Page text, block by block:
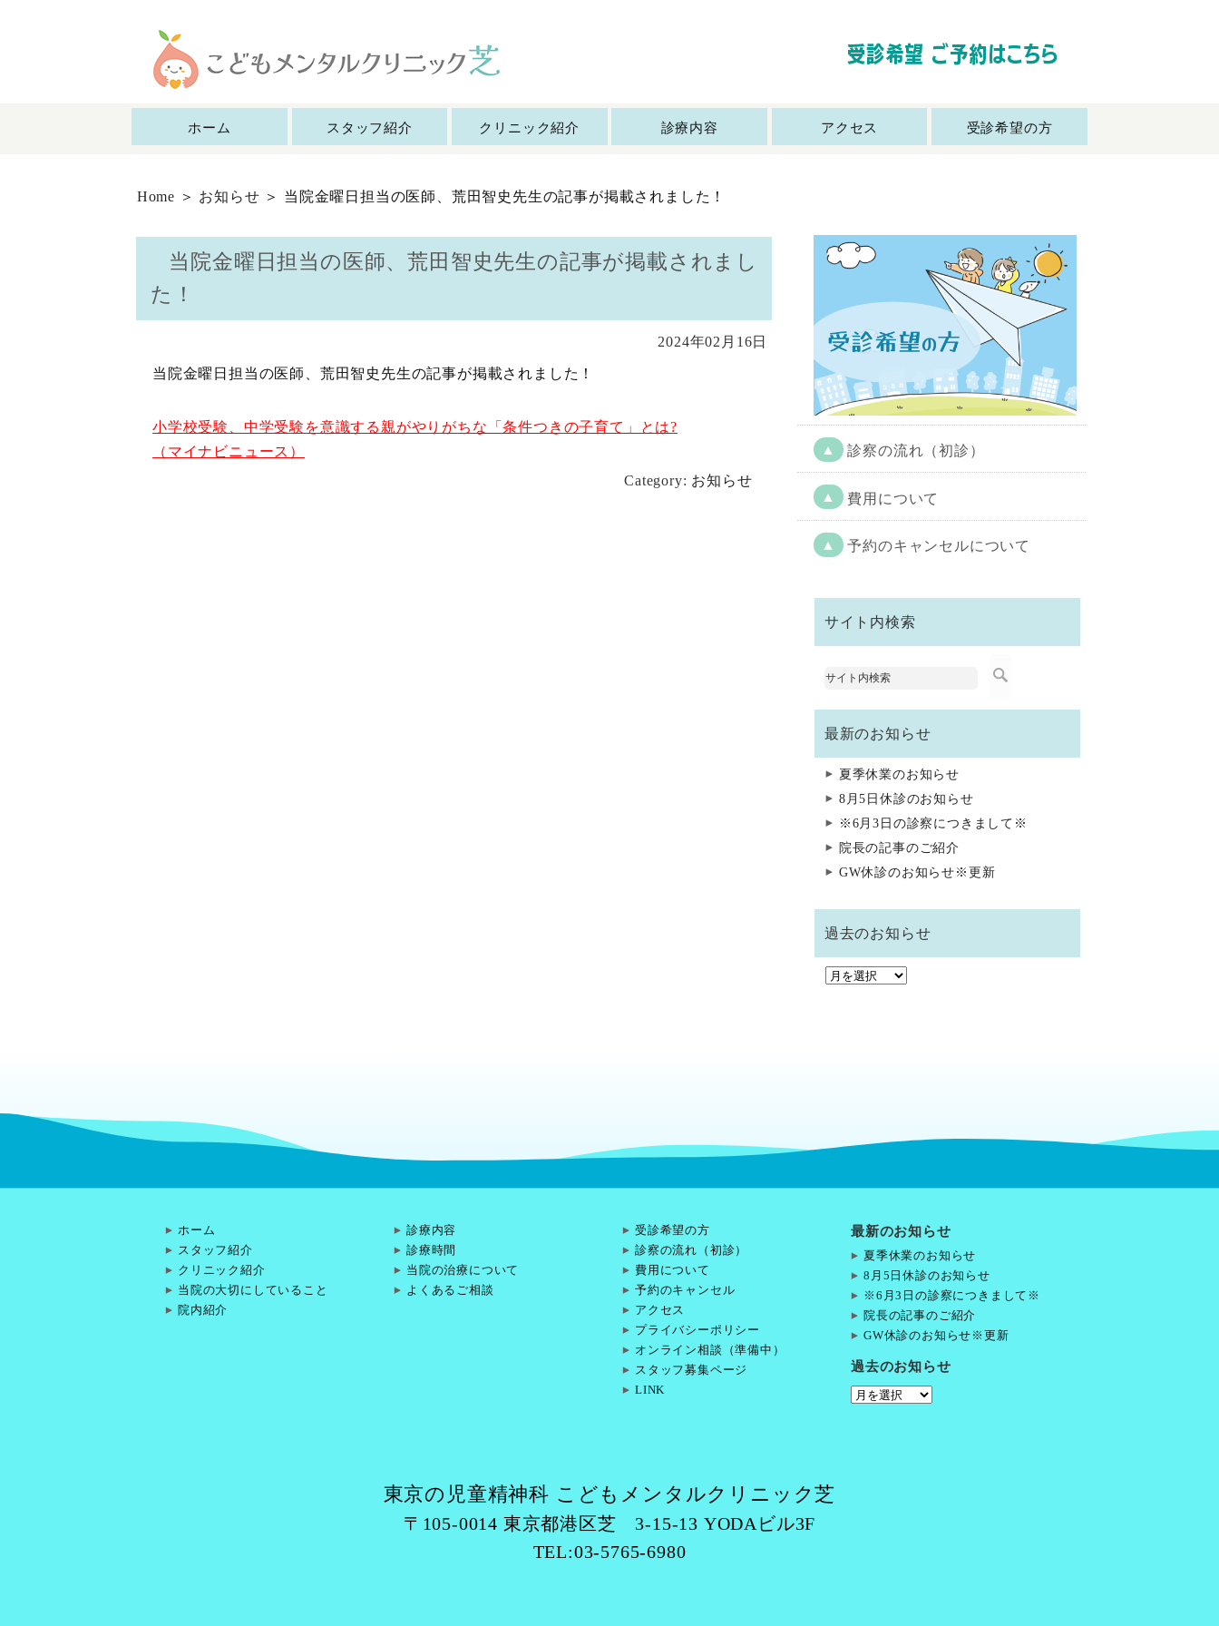
ホーム スタッフ紹介 クリニック紹介 診療内容 アクセス 受診希望の方
Home ＞ お知らせ ＞ 当院金曜日担当の医師、荒田智史先生の記事が掲載されました！
当院金曜日担当の医師、荒田智史先生の記事が掲載されまし
た！
2024年02月16日
当院金曜日担当の医師、荒田智史先生の記事が掲載されました！
小学校受験、中学受験を意識する親がやりがちな「条件つきの子育て」とは?
（マイナビニュース）
Category: お知らせ
▲ 診察の流れ（初診）
▲ 費用について
▲ 予約のキャンセルについて
サイト内検索
最新のお知らせ
夏季休業のお知らせ
8月5日休診のお知らせ
※6月3日の診察につきまして※
院長の記事のご紹介
GW休診のお知らせ※更新
過去のお知らせ
過
ホーム
スタッフ紹介
クリニック紹介
当院の大切にしていること
院内紹介
診療内容
診療時間
当院の治療について
よくあるご相談
受診希望の方
診察の流れ（初診）
費用について
予約のキャンセル
アクセス
プライバシーポリシー
オンライン相談（準備中）
スタッフ募集ページ
LINK
最新のお知らせ
夏季休業のお知らせ
8月5日休診のお知らせ
※6月3日の診察につきまして※
院長の記事のご紹介
GW休診のお知らせ※更新
過去のお知らせ
過
東京の児童精神科 こどもメンタルクリニック芝
〒105-0014 東京都港区芝 3-15-13 YODAビル3F
TEL:03-5765-6980